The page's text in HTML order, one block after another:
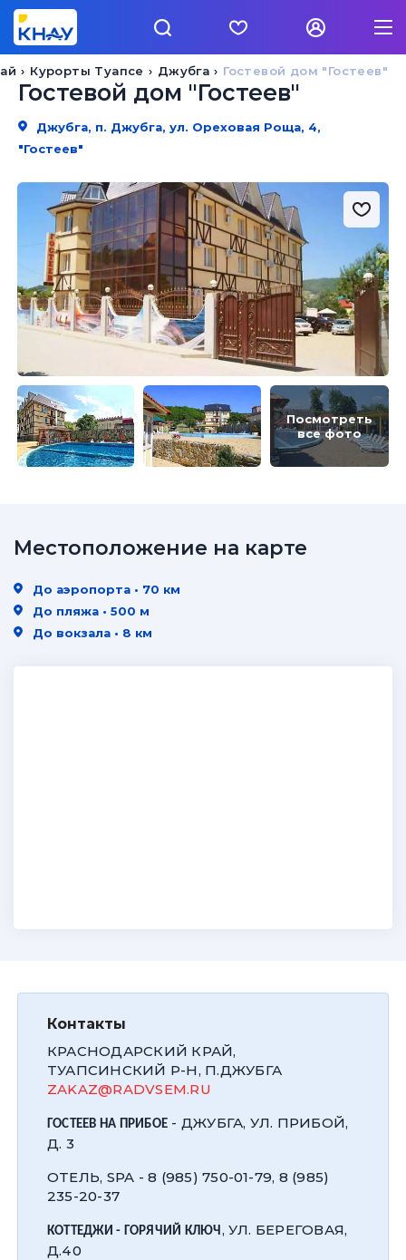
Гостевой дом "Гостеев"
Джубга
Курорты Туапсе
Гостевой дом "Гостеев"
Джубга, п. Джубга, ул. Ореховая Роща, 4,
"Гостеев"
Посмотреть
все фото
Контакты
КРАСНОДАРСКИЙ КРАЙ,
ТУАПСИНСКИЙ Р-Н, П.ДЖУБГА
ZAKAZ@RADVSEM.RU
ГОСТЕЕВ НА ПРИБОЕ - ДЖУБГА, УЛ. ПРИБОЙ,
Д. 3
ОТЕЛЬ, SPA - 8 (985) 750-01-79, 8 (985)
235-20-37
КОТТЕДЖИ - ГОРЯЧИЙ КЛЮЧ, УЛ. БЕРЕГОВАЯ,
Д.40
Местоположение на карте
До аэропорта • 70 км
До пляжа • 500 м
До вокзала • 8 км